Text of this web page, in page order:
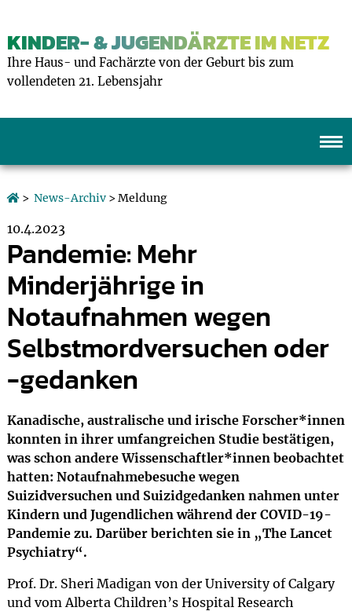
KINDER- & JUGENDÄRZTE IM NETZ
Ihre Haus- und Fachärzte von der Geburt bis zum
vollendeten 21. Lebensjahr
> News-Archiv> Meldung
10.4.2023
Pandemie: Mehr
Minderjährige in
Notaufnahmen wegen
Selbstmordversuchen oder
-gedanken
Kanadische, australische und irische Forscher*innen
konnten in ihrer umfangreichen Studie bestätigen,
was schon andere Wissenschaftler*innen beobachtet
hatten: Notaufnahmebesuche wegen
Suizidversuchen und Suizidgedanken nahmen unter
Kindern und Jugendlichen während der COVID-19-
Pandemie zu. Darüber berichten sie in „The Lancet
Psychiatry“.
Prof. Dr. Sheri Madigan von der University of Calgary
und vom Alberta Children’s Hospital Research